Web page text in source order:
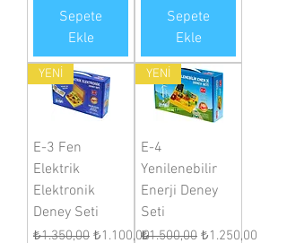
Sepete
Ekle
Sepete
Ekle
YENİ
E-3 Fen
Elektrik
Elektronik
Deney Seti
Normal Fiyat
₺1.350,00 İndirimli Fiyat
₺1.100,00
YENİ
E-4
Yenilenebilir
Enerji Deney
Seti
Normal Fiyat
₺1.500,00 İndirimli Fiyat
₺1.250,00